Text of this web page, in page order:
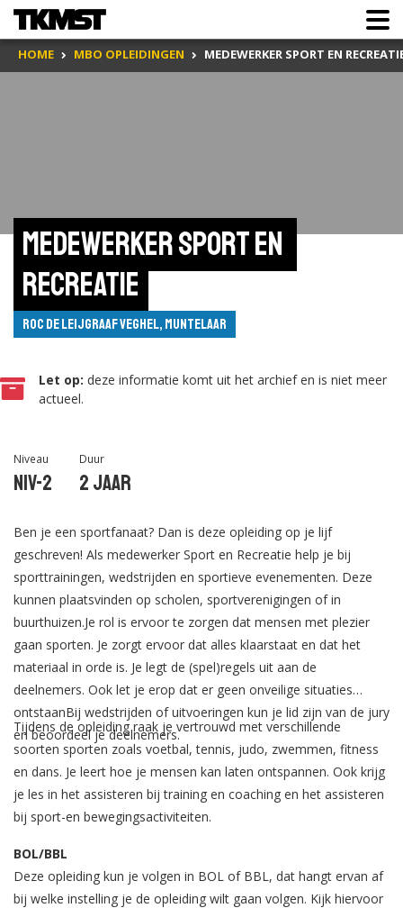
HOME MBO OPLEIDINGEN MEDEWERKER SPORT EN
Medewerker sport en
recreatie
ROC de Leijgraaf Veghel, Muntelaar
Let op: deze informatie komt uit het archief en is niet meer
actueel.
Niveau
Niv-2
Duur
2 jaar
Ben je een sportfanaat? Dan is deze opleiding op je lijf
geschreven! Als medewerker Sport en Recreatie help je bij
sporttrainingen, wedstrijden en sportieve evenementen. Deze
kunnen plaatsvinden op scholen, sportverenigingen of in
buurthuizen.Je rol is ervoor te zorgen dat mensen met plezier
gaan sporten. Je zorgt ervoor dat alles klaarstaat en dat het
materiaal in orde is. Je legt de (spel)regels uit aan de
deelnemers. Ook let je erop dat er geen onveilige situaties
ontstaanBij wedstrijden of uitvoeringen kun je lid zijn van de jury
en beoordeel je deelnemers.
Tijdens de opleiding raak je vertrouwd met verschillende
soorten sporten zoals voetbal, tennis, judo, zwemmen, fitness
en dans. Je leert hoe je mensen kan laten ontspannen. Ook krijg
je les in het assisteren bij training en coaching en het assisteren
bij sport-en bewegingsactiviteiten.
BOL/BBL
Deze opleiding kun je volgen in BOL of BBL, dat hangt ervan af
bij welke instelling je de opleiding wilt gaan volgen. Kijk hiervoor